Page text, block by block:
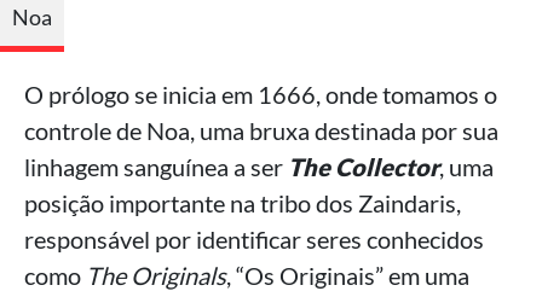
Noa
O prólogo se inicia em 1666, onde tomamos o
controle de Noa, uma bruxa destinada por sua
linhagem sanguínea a ser The Collector, uma
posição importante na tribo dos Zaindaris,
responsável por identificar seres conhecidos
como The Originals, “Os Originais” em uma